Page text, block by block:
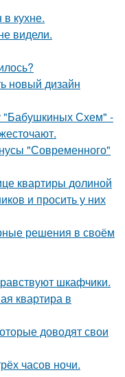
кухне.
видели.
новый дизайн
"Бабушкиных Схем" -
"Современного"
квартиры долиной
и просить у них
решения в своём
шкафчики.
квартира в
доводят свои
часов ночи.